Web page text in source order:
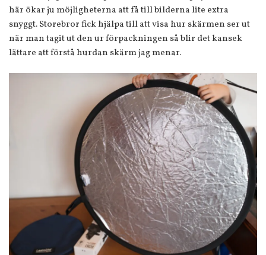
här ökar ju möjligheterna att få till bilderna lite extra
snyggt. Storebror fick hjälpa till att visa hur skärmen ser ut
när man tagit ut den ur förpackningen så blir det kansek
lättare att förstå hurdan skärm jag menar.